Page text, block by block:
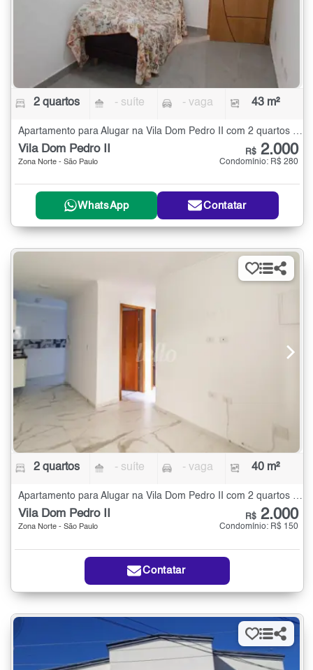
2 quartos - suíte - vaga 43 m²
Apartamento para Alugar na Vila Dom Pedro II com 2 quartos - 43 m²
Vila Dom Pedro II
Zona Norte - São Paulo
R$ 2.000
Condomínio: R$ 280
WhatsApp Contatar
2 quartos - suíte - vaga 40 m²
Apartamento para Alugar na Vila Dom Pedro II com 2 quartos - 40 m²
Vila Dom Pedro II
Zona Norte - São Paulo
R$ 2.000
Condomínio: R$ 150
Contatar